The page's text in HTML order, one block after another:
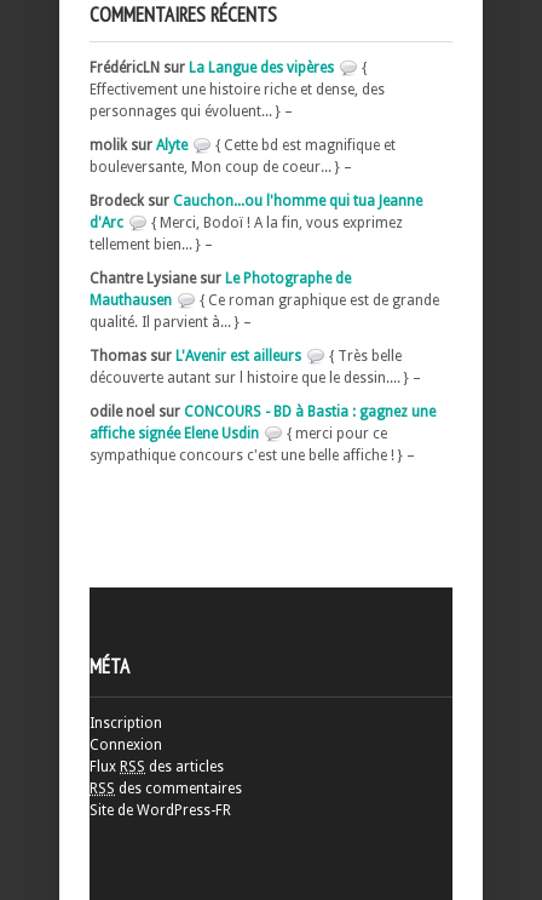
COMMENTAIRES RÉCENTS
FrédéricLN sur La Langue des vipères
{
Effectivement une histoire riche et dense, des
personnages qui évoluent... } –
molik sur Alyte
{ Cette bd est magnifique et
bouleversante, Mon coup de coeur... } –
Brodeck sur Cauchon...ou l'homme qui tua Jeanne
d'Arc
{ Merci, Bodoï ! A la fin, vous exprimez
tellement bien... } –
Chantre Lysiane sur Le Photographe de
Mauthausen
{ Ce roman graphique est de grande
qualité. Il parvient à... } –
Thomas sur L'Avenir est ailleurs
{ Très belle
découverte autant sur l histoire que le dessin.... } –
odile noel sur CONCOURS - BD à Bastia : gagnez une
affiche signée Elene Usdin
{ merci pour ce
sympathique concours c'est une belle affiche ! } –
MÉTA
Inscription
Connexion
Flux RSS des articles
RSS des commentaires
Site de WordPress-FR